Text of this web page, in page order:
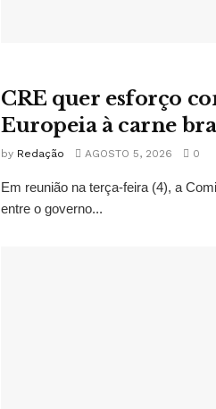
CRE quer esforço
Europeia à carne
by Redação AGOSTO 5, 2026 0
Em reunião na terça-feira (4), a
entre o governo...